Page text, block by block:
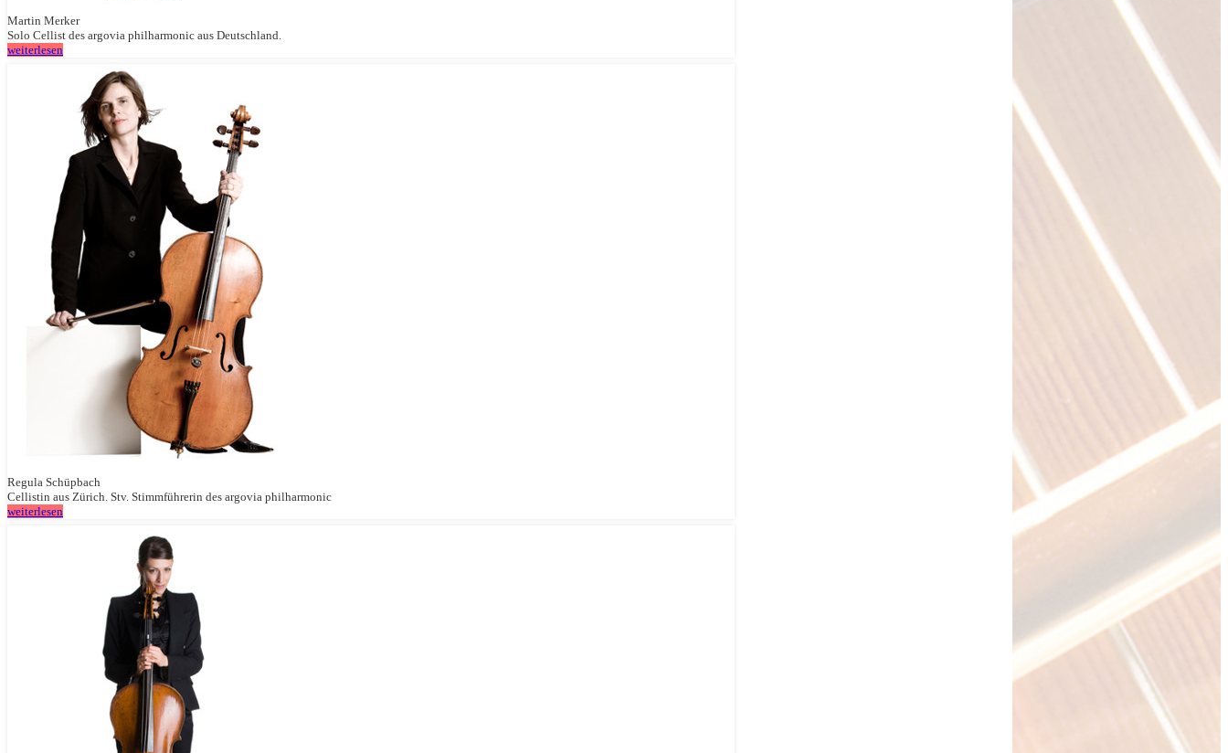
Martin Merker
Solo Cellist des argovia philharmonic aus Deutschland.
weiterlesen
Regula Schüpbach
Cellistin aus Zürich. Stv. Stimmführerin des argovia philharmonic
weiterlesen